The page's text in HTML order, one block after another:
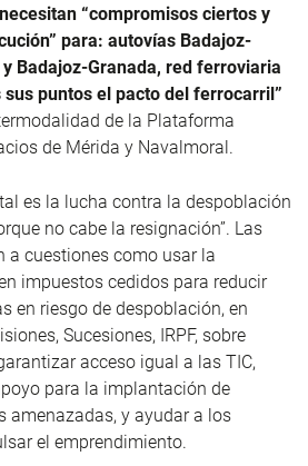
“compromisos ciertos y
para: autovías Badajoz-
Badajoz-Granada, red ferroviaria
puntos el pacto del ferrocarril”
de la Plataforma
de Mérida y Navalmoral.
es la lucha contra la despoblación
no cabe la resignación”. Las
a cuestiones como usar la
impuestos cedidos para reducir
en riesgo de despoblación, en
Sucesiones, IRPF, sobre
acceso igual a las TIC,
para la implantación de
amenazadas, y ayudar a los
el emprendimiento.